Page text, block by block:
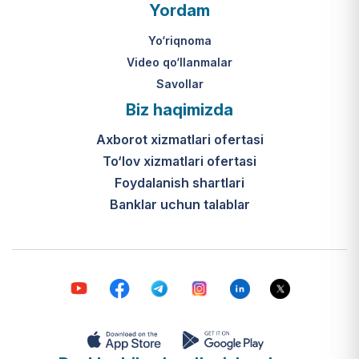
O‘zbekiston Respublikasi Vazirlar
316-son qarori hamda Prezidentning
PQ-410-son qarori.
Ijtimoiy qo‘llab-quvvatlash
markazlari (IQQM) o‘zi nima?
Bular ilgarigi “Saxovat” keksalar va
nogironligi bo‘lgan shaxslar uchun
internat uylari hamda Urush va
mehnat faxriylari pansionatining
Yordam
Yo‘riqnoma
Video qo‘llanmalar
Savollar
Biz haqimizda
Axborot xizmatlari ofertasi
To‘lov xizmatlari ofertasi
Foydalanish shartlari
Banklar uchun talablar